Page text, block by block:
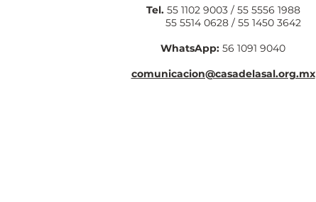
Tel.55 1102 9003 / 55 5556 1988
55 5514 0628 / 55 1450 3642
WhatsApp: 56 1091 9040
comunicacion@casadelasal.org.mx